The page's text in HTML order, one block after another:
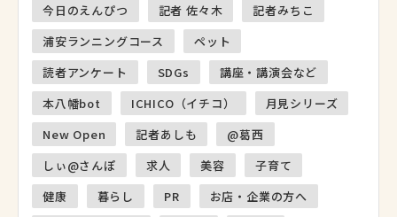
今日のえんぴつ
記者 佐々木
記者みちこ
浦安ランニングコース
ペット
読者アンケート
SDGs
講座・講演会など
本八幡bot
ICHICO（イチコ）
月見シリーズ
New Open
記者あしも
@葛西
しぃ@さんぽ
求人 美容
子育て
健康
暮らし PR
お店・企業の方へ